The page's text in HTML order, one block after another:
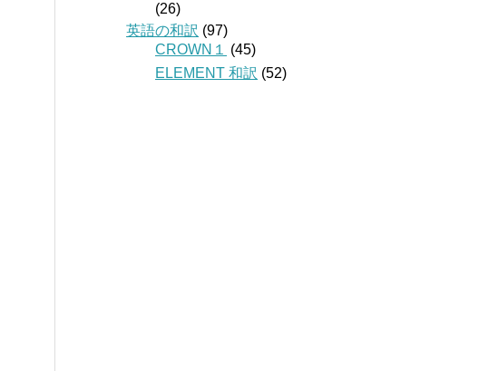
(26)
英語の和訳 (97)
CROWN１
(45)
ELEMENT 和訳 (52)